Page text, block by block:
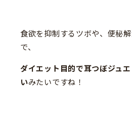
食欲を抑制するツボや、便秘
で、
ダイエット目的で耳つぼジュ
いみたいですね！